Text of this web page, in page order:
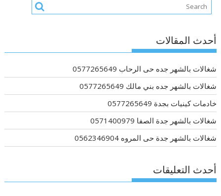
أحدث المقالات
شغالات بالشهر جده حى الرحاب 0577265649
شغالات بالشهر جده بني مالك 0577265649
خادمات كينيات بجدة 0577265649
شغالات بالشهر جدة الصفا 0571400979
شغالات بالشهر جدة حى المروه 0562346904
أحدث التعليقات